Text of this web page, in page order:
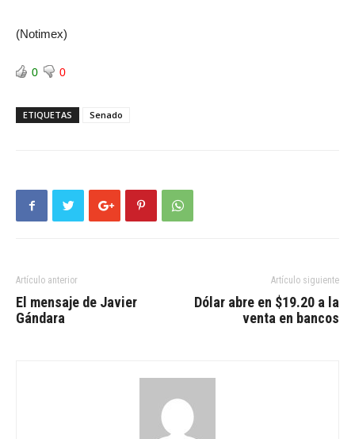
(Notimex)
0 0
ETIQUETAS Senado
Artículo anterior
El mensaje de Javier
Gándara
Artículo siguiente
Dólar abre en $19.20 a la
venta en bancos